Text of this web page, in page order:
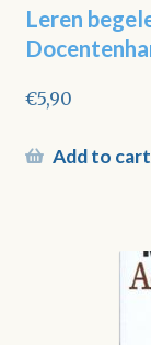
Leren
€5,90
Add to cart